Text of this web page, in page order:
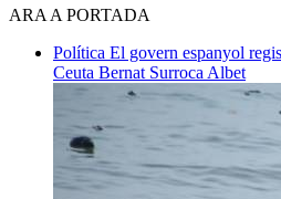
ARA A PORTADA
Política El govern espanyol
Ceuta Bernat Surroca Albet